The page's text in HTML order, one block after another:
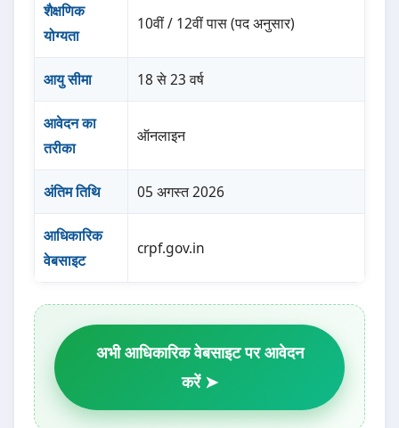
शैक्षणिक
योग्यता
10वीं / 12वीं पास (पद अनुसार)
आयु सीमा 18 से 23 वर्ष
आवेदन का
तरीका
ऑनलाइन
अंतिम तिथि 05 अगस्त 2026
आधिकारिक
वेबसाइट
crpf.gov.in
अभी आधिकारिक वेबसाइट पर आवेदन
करें ➤